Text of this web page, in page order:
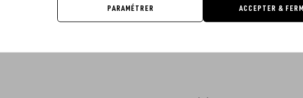
PARAMÉTRER ACCEPTER &